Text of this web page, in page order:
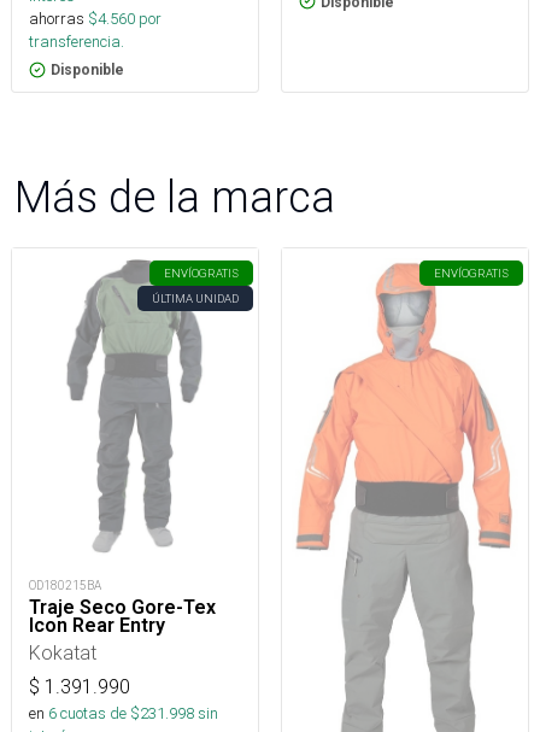
ahorras $4.560 por
transferencia.
Disponible
Más de la marca
ENVÍOGRATIS
ÚLTIMA UNIDAD
OD180215BA
Traje Seco Gore-Tex
Icon Rear Entry
Kokatat
$ 1.391.990
en 6cuotas de $231.998sin
ENVÍOGRATIS